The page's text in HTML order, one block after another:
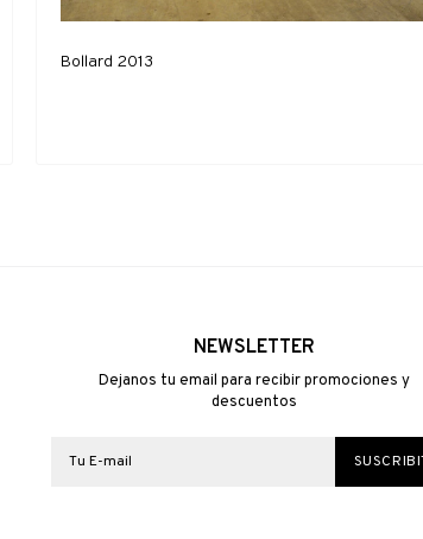
Bollard 2013
NEWSLETTER
Dejanos tu email para recibir promociones y
descuentos